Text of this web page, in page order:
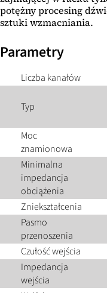
potężny procesing
sztuki wzmacniania.
Parametry
Liczba kanałów
Typ
Moc
znamionowa
Minimalna
impedancja
obciążenia
Zniekształcenia
Pasmo
przenoszenia
Czułość wejścia
Impedancja
wejścia